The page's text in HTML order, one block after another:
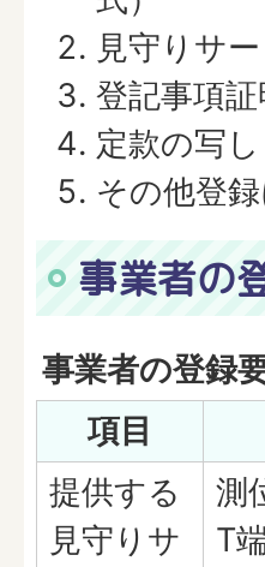
見守りサ
登記事項
定款の写し
その他登
事業者の
事業者の登録
項目
提供する
見守りサ
測
T